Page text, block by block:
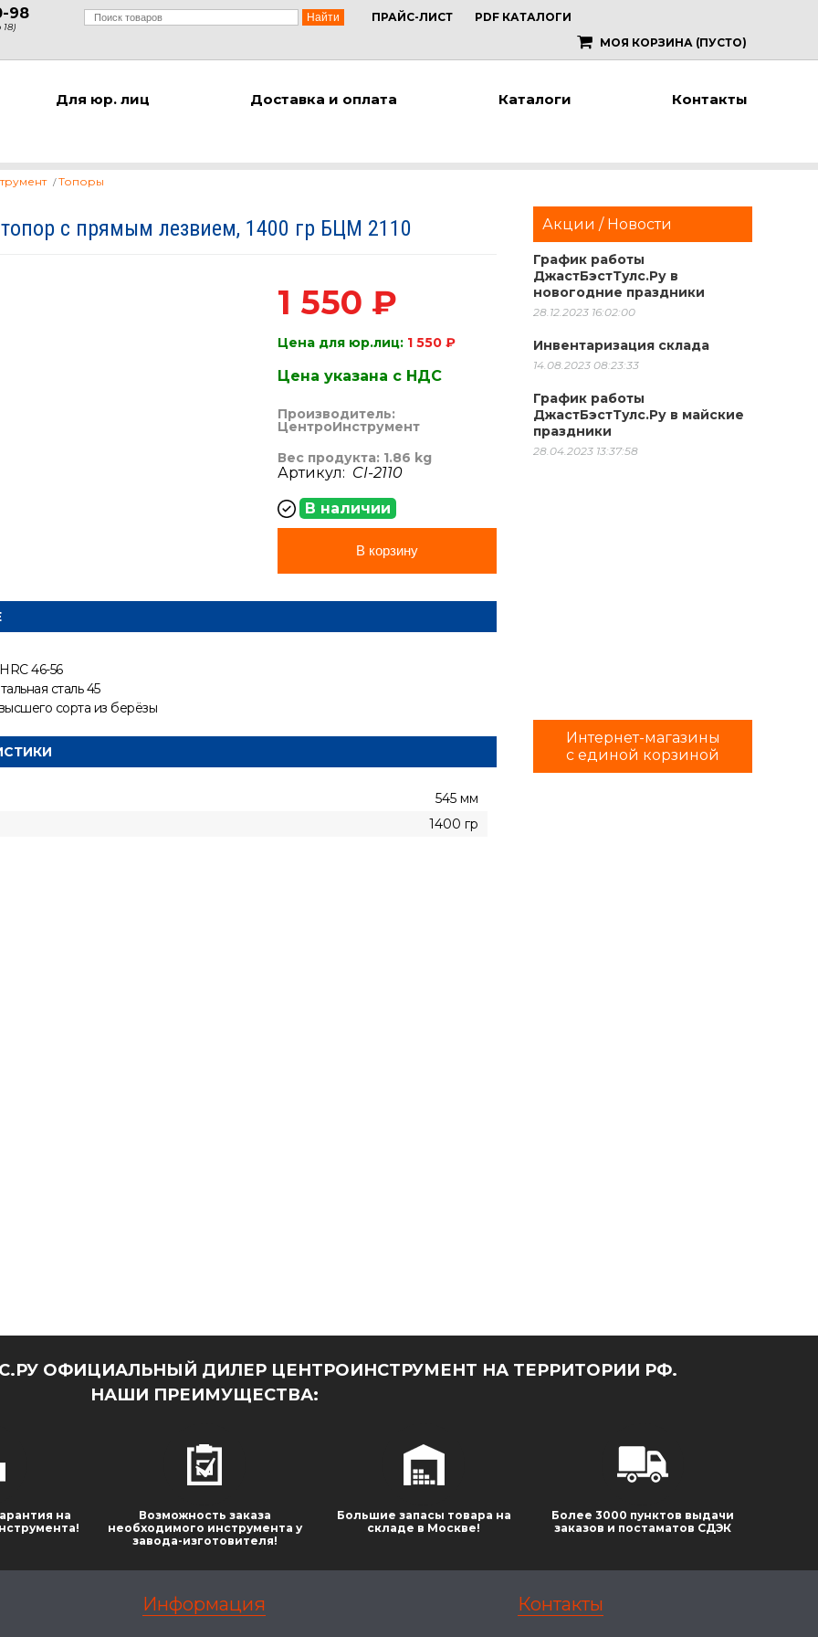
98 ПРАЙС-ЛИСТ
PDF КАТАЛОГИ
МОЯ КОРЗИНА (ПУСТО)
Для юр. лиц Доставка и оплата Каталоги Контакты
Топоры
с прямым лезвием, 1400 гр БЦМ 2110
1 550 ₽
Цена для юр.лиц: 1 550 ₽
Цена указана с НДС
Производитель:
ЦентроИнструмент
Вес продукта: 1.86 kg
Артикул: CI-2110
В наличии
В корзину
46-56
сталь 45
сорта из берёзы
545 мм
1400 гр
Акции / Новости
График работы
ДжастБэстТулс.Ру в
новогодние праздники
28.12.2023 16:02:00
Инвентаризация склада
14.08.2023 08:23:33
График работы
ДжастБэстТулс.Ру в майские
праздники
28.04.2023 13:37:58
Интернет-магазины
с единой корзиной
ОФИЦИАЛЬНЫЙ ДИЛЕР ЦЕНТРОИНСТРУМЕНТ НА ТЕРРИТОРИИ РФ.
НАШИ ПРЕИМУЩЕСТВА:
на
Возможность заказа
необходимого инструмента у
завода-изготовителя!
Большие запасы товара на
складе в Москве!
Более 3000 пунктов выдачи
заказов и постаматов СДЭК
Информация Контакты